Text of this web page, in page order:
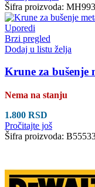
Šifra proizvoda:
Uporedi
Brzi pregled
Dodaj u listu želja
Krune za bušenje
Nema na stanju
1.800 RSD
Pročitajte još
Šifra proizvoda: